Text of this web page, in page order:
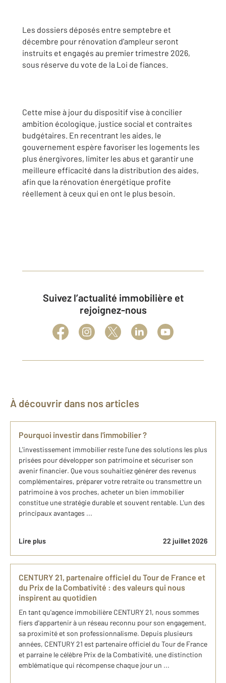
Les dossiers déposés entre semptebre et
décembre pour rénovation d'ampleur seront
instruits et engagés au premier trimestre 2026,
sous réserve du vote de la Loi de fiances.
Cette mise à jour du dispositif vise à concilier
ambition écologique, justice social et contraites
budgétaires. En recentrant les aides, le
gouvernement espère favoriser les logements les
plus énergivores, limiter les abus et garantir une
meilleure efficacité dans la distribution des aides,
afin que la rénovation énergétique profite
réellement à ceux qui en ont le plus besoin.
Suivez l’actualité immobilière et
rejoignez-nous
À découvrir dans nos articles
Pourquoi investir dans l'immobilier ?
L'investissement immobilier reste l'une des solutions les plus
prisées pour développer son patrimoine et sécuriser son
avenir financier. Que vous souhaitiez générer des revenus
complémentaires, préparer votre retraite ou transmettre un
patrimoine à vos proches, acheter un bien immobilier
constitue une stratégie durable et souvent rentable. L'un des
principaux avantages ...
Lire plus 22 juillet 2026
CENTURY 21, partenaire officiel du Tour de France et
du Prix de la Combativité : des valeurs qui nous
inspirent au quotidien
En tant qu'agence immobilière CENTURY 21, nous sommes
fiers d'appartenir à un réseau reconnu pour son engagement,
sa proximité et son professionnalisme. Depuis plusieurs
années, CENTURY 21 est partenaire officiel du Tour de France
et parraine le célèbre Prix de la Combativité, une distinction
emblématique qui récompense chaque jour un ...